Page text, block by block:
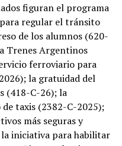
figuran el programa
para regular el tránsito
de los alumnos (620-
Trenes Argentinos
ferroviario para
la gratuidad del
(418-C-26); la
taxis (2382-C-2025);
más seguras y
iniciativa para habilitar